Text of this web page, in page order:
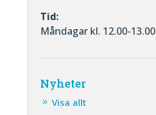
Tid:
Måndagar kl. 12.00-13.00
Nyheter
Visa allt